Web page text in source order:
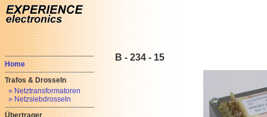
Home
Trafos & Drosseln
» Netztransformatoren
» Netzsiebdrosseln
Übertrager
B - 234 - 15